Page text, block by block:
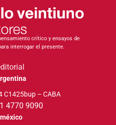
crítico y ensayos de
interrogar el presente.
C1425bup – CABA
4770 9090
méxico